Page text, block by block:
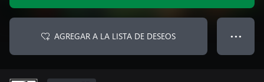
AGREGAR A LA LISTA DE DESEOS ● ● ●